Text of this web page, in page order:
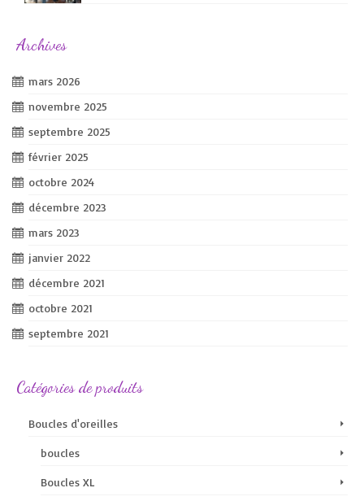
Archives
mars 2026
novembre 2025
septembre 2025
février 2025
octobre 2024
décembre 2023
mars 2023
janvier 2022
décembre 2021
octobre 2021
septembre 2021
Catégories de produits
Boucles d'oreilles
boucles
Boucles XL